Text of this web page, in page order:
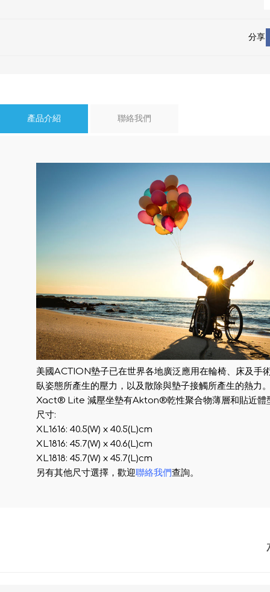
分享
產品介紹 聯絡我們
美國ACTION墊子已在世界各地廣泛應用在輪椅、床及
臥姿態所產生的壓力，以及散除與墊子接觸所產生的熱力
Xact® Lite 減壓坐墊有Akton®乾性聚合物薄層和貼近體
尺寸:
XL1616: 40.5(W) x 40.5(L)cm
XL1816: 45.7(W) x 40.6(L)cm
XL1818: 45.7(W) x 45.7(L)cm
另有其他尺寸選擇，歡迎聯絡我們查詢。